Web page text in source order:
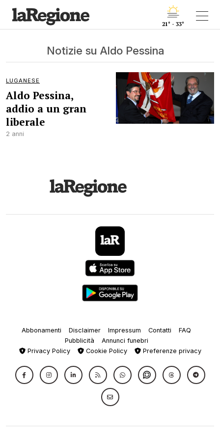
21° - 33°
Notizie su Aldo Pessina
LUGANESE
Aldo Pessina,
addio a un gran
liberale
2 anni
Abbonamenti Disclaimer Impressum Contatti
FAQ
Pubblicità
Annunci funebri
Privacy Policy
Cookie Policy Preferenze privacy